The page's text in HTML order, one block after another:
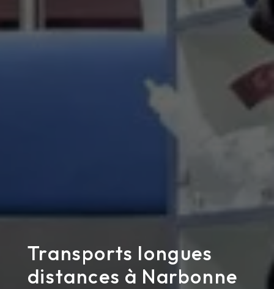
Transports longues
distances à Narbonne